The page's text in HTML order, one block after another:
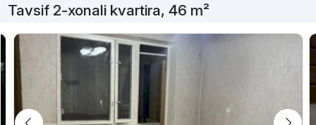
Tavsif 2-xonali kvartira, 46 m²